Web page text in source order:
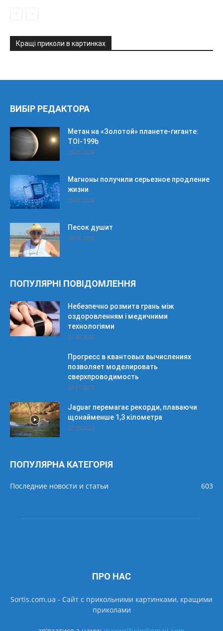
Кращі приколи в картинках
ВИБІР РЕДАКТОРА
Метан на «Золотой» планете-гиганте:
TOI-199b
29.05.2026
Магноны получили серьезное продление
жизни
29.05.2026
Песок душит
28.05.2026
ПОПУЛЯРНІ ПОВІДОМЛЕННЯ
Небезпечно розмита грань між
оздоровленням і медичними
технологіями
31.07.2025
Прогресс в квантовых вычислениях
позволяет моделировать
сверхпроводимость
08.11.2025
Jaguar перемагає рекорди, плаваючи
щонайменше 1,3 кілометра
27.09.2025
ПОПУЛЯРНА КАТЕГОРІЯ
Последние новости и статьи 603
ПРО НАС
Sortis.com.ua - Cайт с прикольними картинками, кращими
приколами